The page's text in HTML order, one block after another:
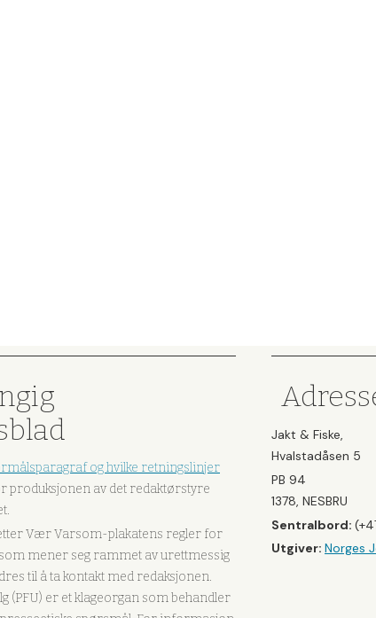
og hvilke retningslinjer
produksjonen av det redaktørstyre
Vær Varsom-plakatens regler for
mener seg rammet av urettmessig
til å ta kontakt med redaksjonen.
(PFU) er et klageorgan som behandler
Jakt & Fiske,
Hvalstadåsen 5
PB 94
1378, NESBRU
Sentralbord:
Utgiver: Norges